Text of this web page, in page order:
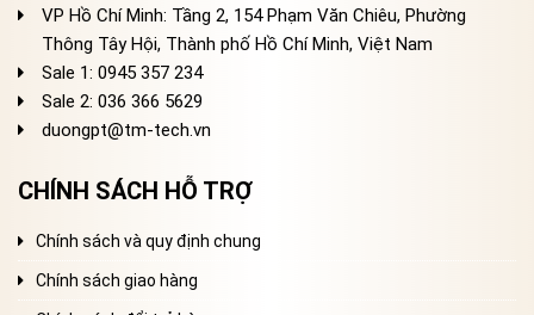
VP Hồ Chí Minh: Tầng 2, 154 Phạm Văn Chiêu, Phường
Thông Tây Hội, Thành phố Hồ Chí Minh, Việt Nam
Sale 1: 0945 357 234
Sale 2: 036 366 5629
duongpt@tm-tech.vn
CHÍNH SÁCH HỖ TRỢ
Chính sách và quy định chung
Chính sách giao hàng